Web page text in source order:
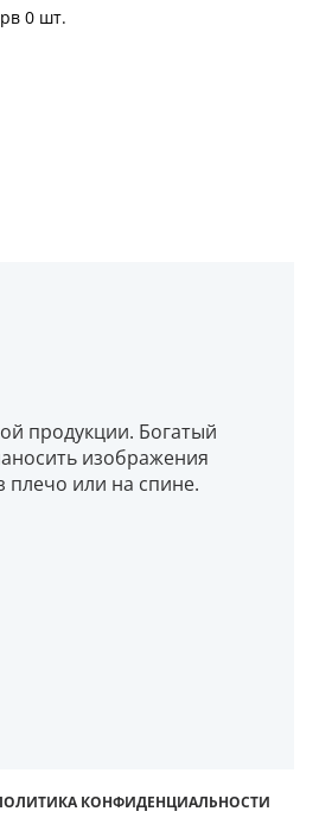
0 шт.
продукции. Богатый
изображения
или на спине.
КОНФИДЕНЦИАЛЬНОСТИ